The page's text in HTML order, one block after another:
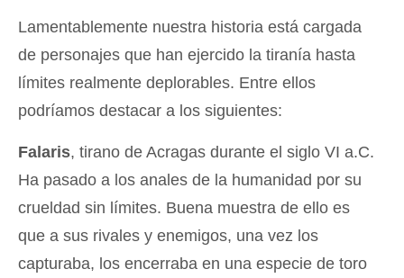
Lamentablemente nuestra historia está cargada
de personajes que han ejercido la tiranía hasta
límites realmente deplorables. Entre ellos
podríamos destacar a los siguientes:
Falaris, tirano de Acragas durante el siglo VI a.C.
Ha pasado a los anales de la humanidad por su
crueldad sin límites. Buena muestra de ello es
que a sus rivales y enemigos, una vez los
capturaba, los encerraba en una especie de toro